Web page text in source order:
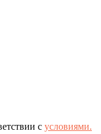
с условиями.